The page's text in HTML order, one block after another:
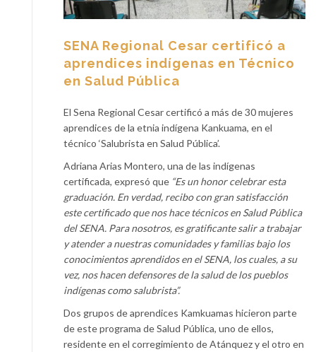
SENA Regional Cesar certificó a
aprendices indígenas en Técnico
en Salud Pública
El Sena Regional Cesar certificó a más de 30 mujeres
aprendices de la etnia indígena Kankuama, en el
técnico ‘Salubrista en Salud Pública’.
Adriana Arias Montero, una de las indígenas
certificada, expresó que “Es un honor celebrar esta
graduación. En verdad, recibo con gran satisfacción
este certificado que nos hace técnicos en Salud Pública
del SENA. Para nosotros, es gratificante salir a trabajar
y atender a nuestras comunidades y familias bajo los
conocimientos aprendidos en el SENA, los cuales, a su
vez, nos hacen defensores de la salud de los pueblos
indígenas como salubrista”.
Dos grupos de aprendices Kamkuamas hicieron parte
de este programa de Salud Pública, uno de ellos,
residente en el corregimiento de Atánquez y el otro en